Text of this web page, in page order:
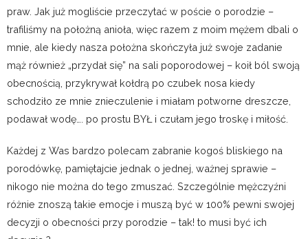
praw. Jak już mogliście przeczytać w poście o porodzie –
trafiliśmy na położną anioła, więc razem z moim mężem dbali o
mnie, ale kiedy nasza położna skończyła już swoje zadanie
mąż również „przydał się” na sali poporodowej – koił ból swoją
obecnością, przykrywał kołdrą po czubek nosa kiedy
schodziło ze mnie znieczulenie i miałam potworne dreszcze,
podawał wodę…. po prostu BYŁ i czułam jego troskę i miłość.
Każdej z Was bardzo polecam zabranie kogoś bliskiego na
porodówkę, pamiętajcie jednak o jednej, ważnej sprawie –
nikogo nie można do tego zmuszać. Szczególnie mężczyźni
różnie znoszą takie emocje i muszą być w 100% pewni swojej
decyzji o obecności przy porodzie – tak! to musi być ich